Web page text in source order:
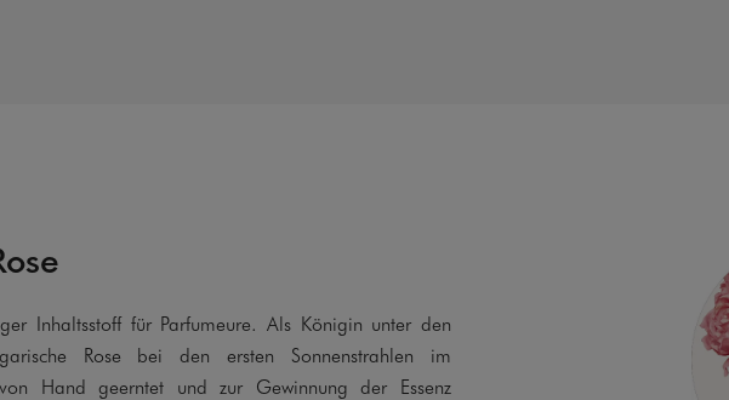
Inhaltsstoff für Parfumeure. Als Königin unter den
Rose bei den ersten Sonnenstrahlen im
Hand geerntet und zur Gewinnung der Essenz